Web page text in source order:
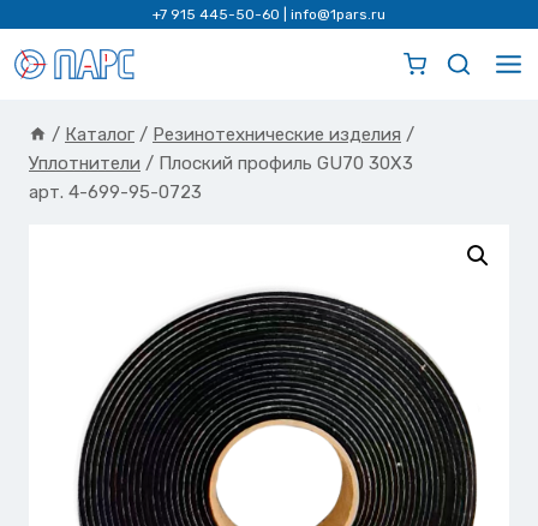
содержимому
+7 915 445-50-60 info@1pars.ru
/ Каталог / Резинотехнические изделия /
Уплотнители / Плоский профиль GU70 30X3
арт. 4-699-95-0723